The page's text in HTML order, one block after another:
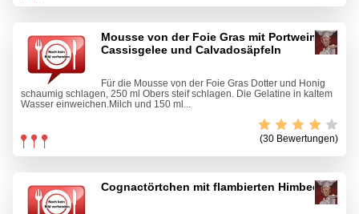
Mousse von der Foie Gras mit Portwein-
Cassisgelee und Calvadosäpfeln
Für die Mousse von der Foie Gras Dotter und Honig
schaumig schlagen, 250 ml Obers steif schlagen. Die Gelatine in kaltem
Wasser einweichen.Milch und 150 ml...
(30 Bewertungen)
Cognactörtchen mit flambierten Himbeeren